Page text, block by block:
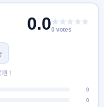
0.0★★★★★
0 votes
！
0
0